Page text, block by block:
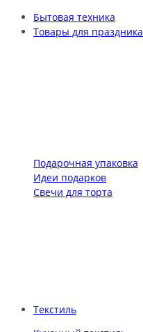
Бытовая техника
Товары для праздника
Подарочная упаковка
Идеи подарков
Свечи для торта
Текстиль